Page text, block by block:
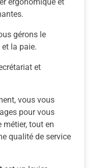
ergonomique et
gérons le
la paie.
et
vous vous
pour vous
tout en
qualité de service